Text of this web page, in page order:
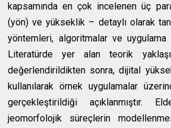
kapsamında en çok incelenen üç
(yön) ve yükseklik – detaylı olarak
yöntemleri, algoritmalar ve uygulama
Literatürde yer alan teorik
değerlendirildikten sonra, dijital
kullanılarak örnek uygulamalar
gerçekleştirildiği açıklanmıştır.
jeomorfolojik süreçlerin